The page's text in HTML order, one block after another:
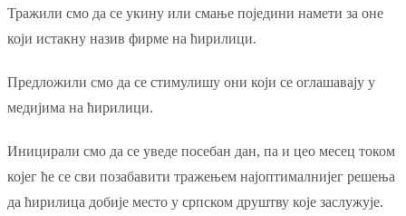
Тражили смо да се укину или смање поједини намети за оне
који истакну назив фирме на ћирилици.
Предложили смо да се стимулишу они који се оглашавају у
медијима на ћирилици.
Иницирали смо да се уведе посебан дан, па и цео месец током
којег ће се сви позабавити тражењем најоптималнијег решења
да ћирилица добије место у српском друштву које заслужује.